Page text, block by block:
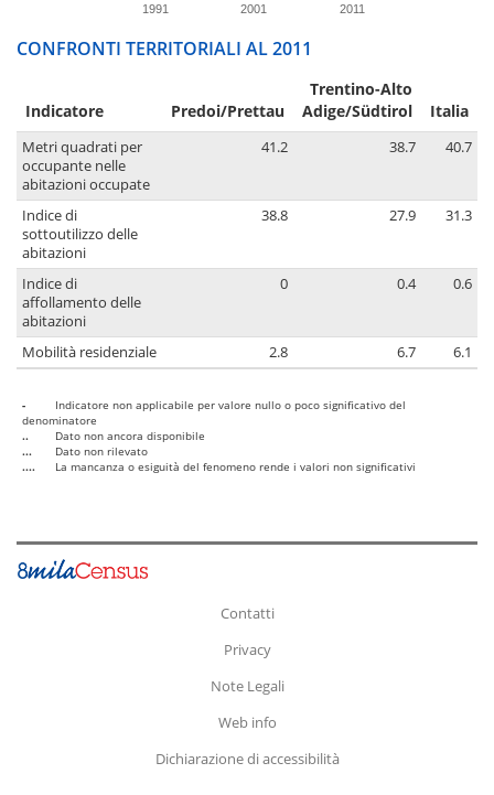
1991 2001 2011
CONFRONTI TERRITORIALI AL 2011
Indicatore Predoi/Prettau
Trentino-Alto
Adige/Südtirol
Italia
Metri quadrati per
occupante nelle
abitazioni occupate
41.2 38.7 40.7
Indice di
sottoutilizzo delle
abitazioni
38.8 27.9 31.3
Indice di
affollamento delle
abitazioni
0 0.4 0.6
Mobilità residenziale 2.8 6.7 6.1
-
Indicatore non applicabile per valore nullo o poco significativo del
denominatore
..
Dato non ancora disponibile
...
Dato non rilevato
....
La mancanza o esiguità del fenomeno rende i valori non significativi
Contatti
Privacy
Note Legali
Web info
Dichiarazione di accessibilità